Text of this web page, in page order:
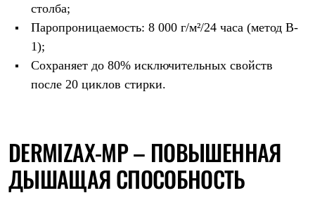
Утепленная синтетикой
Куртки
Брюки
Лёгкая одежда
Футболки
Толстовки
Куртки
Жилеты
Комбинезоны
столба;
Паропроницаемость: 8 000 г/м²/24 часа (метод B-
1);
Сохраняет до 80% исключительных свойств
после 20 циклов стирки.
DERMIZAX-MP – ПОВЫШЕННАЯ
ДЫШАЩАЯ СПОСОБНОСТЬ